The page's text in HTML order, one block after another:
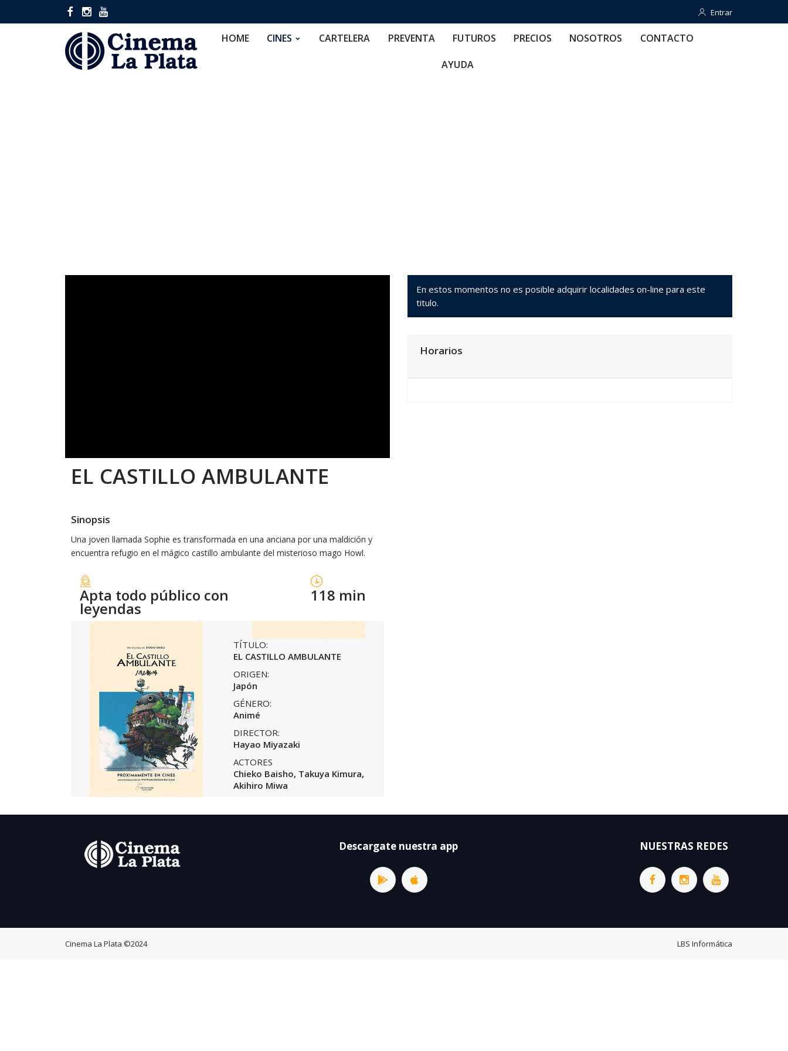
Entrar
Entrar
HOME CINES CARTELERA PREVENTA FUTUROS PRECIOS NOSOTROS CONTACTO
AYUDA
EL CASTILLO AMBULANTE
Sinopsis
Una joven llamada Sophie es transformada en una anciana por una maldición y
encuentra refugio en el mágico castillo ambulante del misterioso mago Howl.
Apta todo público con
leyendas
118 min
TÍTULO:
EL CASTILLO AMBULANTE
ORIGEN:
Japón
GÉNERO:
Animé
DIRECTOR:
Hayao Miyazaki
ACTORES
Chieko Baisho, Takuya Kimura,
Akihiro Miwa
En estos momentos no es posible adquirir localidades on-line para este
titulo.
Horarios
Descargate nuestra app NUESTRAS REDES
Cinema La Plata ©2024 LBS Informática